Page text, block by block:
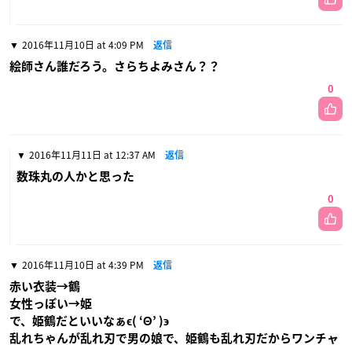
2016年11月10日 at 4:09 PM 返信
絵師さん誰だろう。さらちよみさん？？
0
2016年11月11日 at 12:37 AM 返信
数珠丸の人かと思った
0
2016年11月10日 at 4:39 PM 返信
赤い衣装→鶴
女性っぽい→姫
で、姫鶴だといいなぁϵ( ‘Θ’ )϶
乱れちゃんが乱れ刃で男の娘で、姫鶴も乱れ刃だからワンチャ